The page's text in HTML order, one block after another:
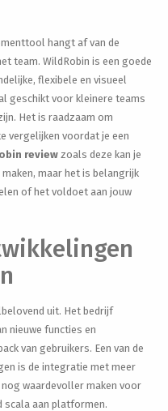
hangt af van de
team. WildRobin is een goede
flexibele en visueel
geschikt voor kleinere teams
Het is raadzaam om
vergelijken voordat je een
review zoals deze kan je
maar het is belangrijk
of het voldoet aan jouw
uit. Het bedrijf
nieuwe functies en
van gebruikers. Een van de
is de integratie met meer
waardevoller maken voor
scala aan platformen.